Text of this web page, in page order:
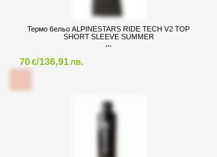
Термо бельо ALPINESTARS RIDE TECH V2 TOP
SHORT SLEEVE SUMMER
70€/136,91лв.